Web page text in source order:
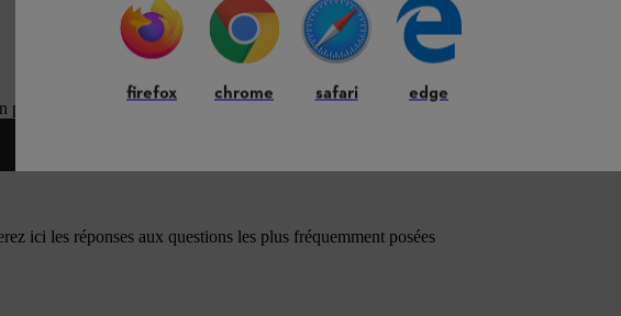
pour ce produit STIHL
ici les réponses aux questions les plus fréquemment posées
firefox chrome safari edge